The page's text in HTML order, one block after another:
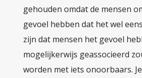
gehouden omdat de mensen
gevoel hebben dat het wel
zijn dat mensen het gevoel
mogelijkerwijs geassocieerd
worden met iets onoorbaars.